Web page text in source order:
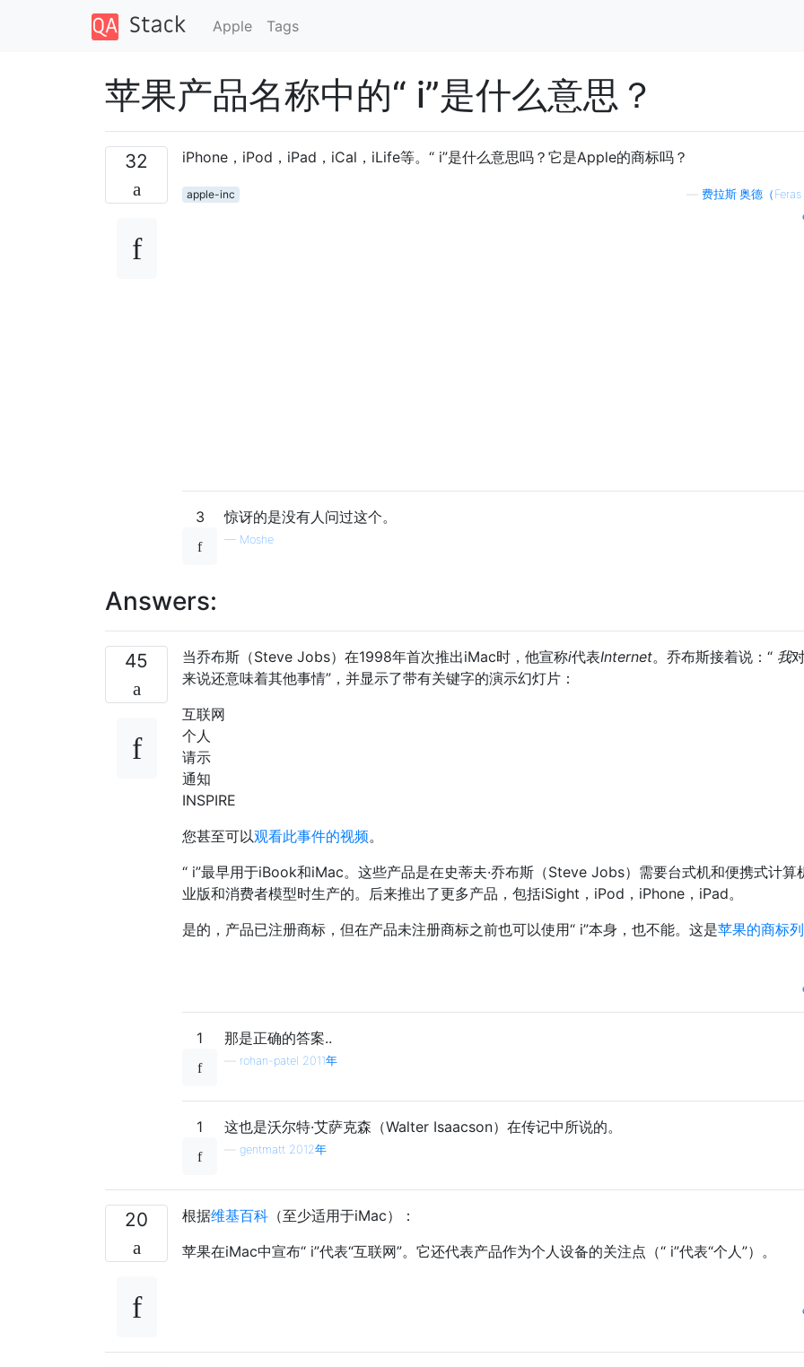
Apple Tags
苹果产品名称中的“ i”是什么意思？
32 iPhone，iPod，iPad，iCal，iLife等。“ i”是什么意思吗？它是Apple的商标吗？
apple-inc 费拉斯·奥德（
3 惊讶的是没有人问过这个。
— Moshe
Answers:
45 当乔布斯（Steve Jobs）在1998年首次推出iMac时，他宣称i代表Internet。乔布斯接着说：“ 我
来说还意味着其他事情”，并显示了带有关键字的演示幻灯片：
互联网
个人
请示
通知
INSPIRE
您甚至可以观看此事件的视频。
“ i”最早用于iBook和iMac。这些产品是在史蒂夫·乔布斯（Steve Jobs）需要台式机和便携式计算
业版和消费者模型时生产的。后来推出了更多产品，包括iSight，iPod，iPhone，iPad。
是的，产品已注册商标，但在产品未注册商标之前也可以使用“ i”本身，也不能。这是苹果的商标
1 那是正确的答案..
rohan-patel 2011年
1 这也是沃尔特·艾萨克森（Walter Isaacson）在传记中所说的。
gentmatt 2012年
20 根据维基百科 （至少适用于iMac）：
苹果在iMac中宣布“ i”代表“互联网”。它还代表产品作为个人设备的关注点（“ i”代表“个人”）。